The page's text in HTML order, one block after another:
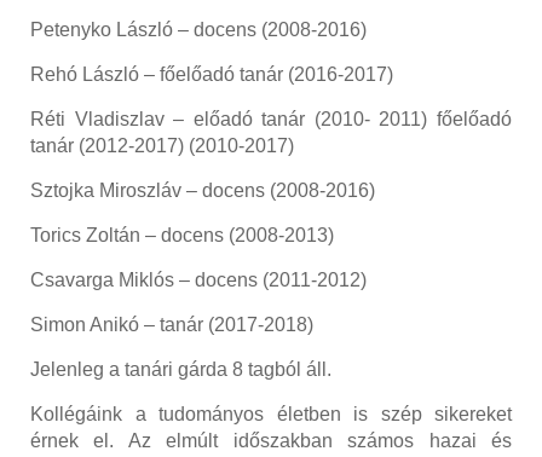
Petenyko Lászl ó – docens (2008-2016)
Rehó Lászl ó – főel őadó tanár (2016-2017)
Réti Vladiszlav– el őadótanár (2010- 2011)főelőadó
tanár (2012-2017) (2010-2017)
Sztojka Miroszláv – docens (2008-2016)
Torics Zoltán – docens (2008-2013)
Csavarga Miklós – docens (2011-2012)
Simon Anikó – tanár (2017-2018)
Jelenleg a tanári gárda 8 tagból áll.
Kollégáink
a tudományos életben is szép sikereket
érnek el .
Az elmúlt időszakban számos hazai és